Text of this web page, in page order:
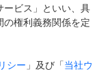
ビス」といい、具
権利義務関係を定
シー 」及び「当社ウ